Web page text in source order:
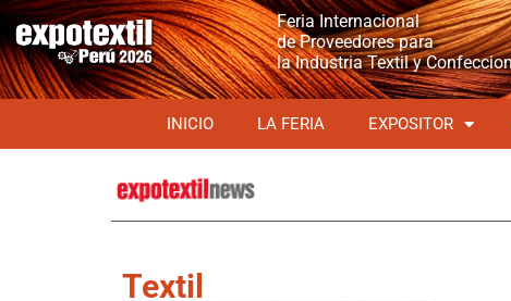
Feria Internacional
de Proveedores para
la Industria Textil y
INICIO LA FERIA EXPOSITOR
Textil